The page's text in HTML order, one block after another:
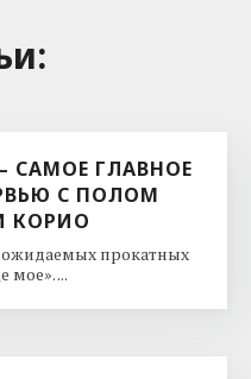
САМОЕ ГЛАВНОЕ
С ПОЛОМ
КОРИО
прокатных
мое». ...